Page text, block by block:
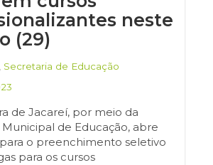
neste
(29)
Secretaria de Educação
de Jacareí, por meio da
de Educação, abre
o preenchimento seletivo
para os cursos